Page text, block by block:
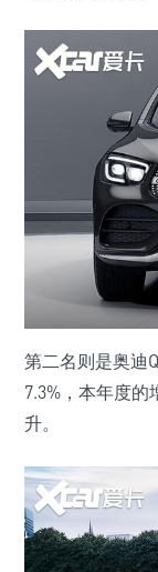
第二名则是奥迪
7.3%，本年度
升。